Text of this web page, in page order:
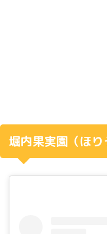
堀内果実園（ほり